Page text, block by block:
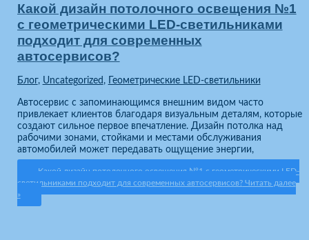
Какой дизайн потолочного освещения №1
с геометрическими LED-светильниками
подходит для современных
автосервисов?
Блог, Uncategorized , Геометрические LED-светильники
Автосервис с запоминающимся внешним видом часто
привлекает клиентов благодаря визуальным деталям, которые
создают сильное первое впечатление. Дизайн потолка над
рабочими зонами, стойками и местами обслуживания
автомобилей может передавать ощущение энергии,
Какой дизайн потолочного освещения №1 с геометрическими LED-
светильниками подходит для современных автосервисов?Читать далее
»